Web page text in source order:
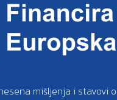
mišljenja i